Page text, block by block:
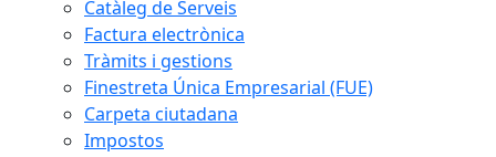
Catàleg de Serveis
Factura electrònica
Tràmits i gestions
Finestreta Única Empresarial (FUE)
Carpeta ciutadana
Impostos